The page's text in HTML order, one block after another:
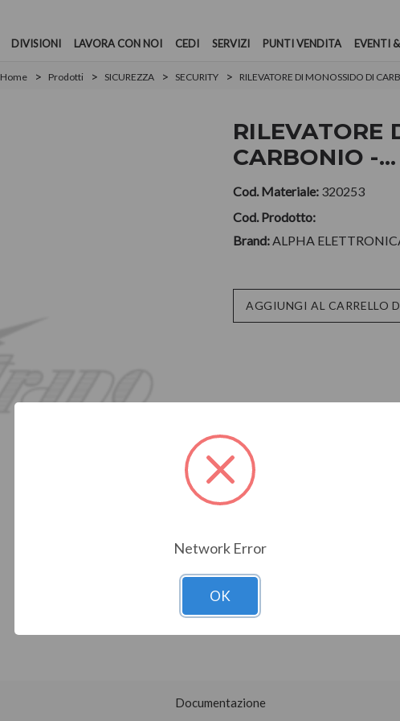
DIVISIONI LAVORA CON NOI CEDI SERVIZI PUNTI VENDITA EVENTI
Home Prodotti SICUREZZA SECURITY RILEVATORE DI MONOSSIDO DI
RILEVATORE
CARBONIO -...
Cod. Materiale: 320253
Cod. Prodotto:
Brand:ALPHA
attuale:
AGGIUNGI AL CARRELLO
Documentazione
Network Error
OK